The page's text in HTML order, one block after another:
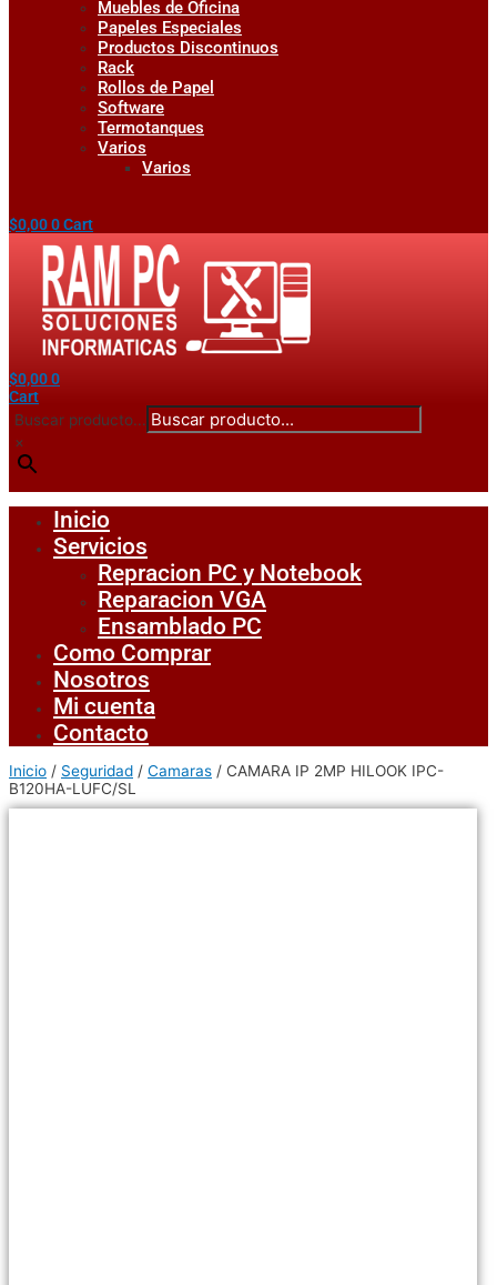
Muebles de Oficina
Papeles Especiales
Productos Discontinuos
Rack
Rollos de Papel
Software
Termotanques
Varios
Varios
$0,000Cart
$0,000
Cart
Buscar producto...
×
Inicio
Servicios
Repracion PC y Notebook
Reparacion VGA
Ensamblado PC
Como Comprar
Nosotros
Mi cuenta
Contacto
Inicio / Seguridad / Camaras / CAMARA IP 2MP HILOOK IPC-
B120HA-LUFC/SL